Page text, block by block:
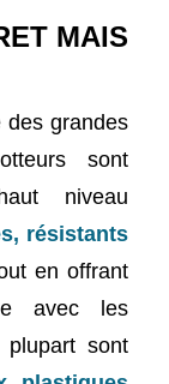
MAIS
des grandes
sont
niveau
résistants
en offrant
avec les
sont